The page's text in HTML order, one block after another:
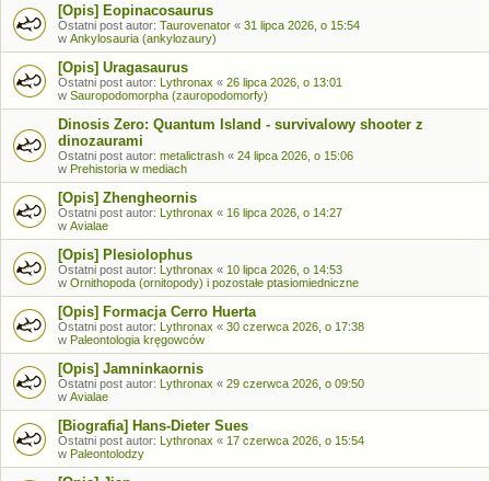
[Opis] Eopinacosaurus
Ostatni post autor: Taurovenator « 31 lipca 2026, o 15:54
w Ankylosauria (ankylozaury)
[Opis] Uragasaurus
Ostatni post autor: Lythronax « 26 lipca 2026, o 13:01
w Sauropodomorpha (zauropodomorfy)
Dinosis Zero: Quantum Island - survivalowy shooter z
dinozaurami
Ostatni post autor: metalictrash « 24 lipca 2026, o 15:06
w Prehistoria w mediach
[Opis] Zhengheornis
Ostatni post autor: Lythronax « 16 lipca 2026, o 14:27
w Avialae
[Opis] Plesiolophus
Ostatni post autor: Lythronax « 10 lipca 2026, o 14:53
w Ornithopoda (ornitopody) i pozostałe ptasiomiedniczne
[Opis] Formacja Cerro Huerta
Ostatni post autor: Lythronax « 30 czerwca 2026, o 17:38
w Paleontologia kręgowców
[Opis] Jamninkaornis
Ostatni post autor: Lythronax « 29 czerwca 2026, o 09:50
w Avialae
[Biografia] Hans-Dieter Sues
Ostatni post autor: Lythronax « 17 czerwca 2026, o 15:54
w Paleontolodzy